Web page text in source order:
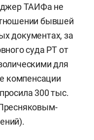
ТАИФа не
бывшей
документах, за
суда РТ от
для
компенсации
300 тыс.